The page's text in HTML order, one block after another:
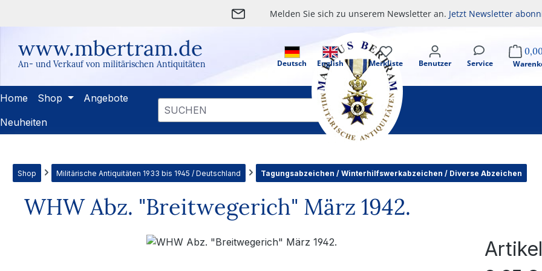
Melden Sie sich zu unserem Newsletter an. Jetzt Newsletter
www.mbertram.de
An- und Verkauf von militärischen Antiquitäten Deutsch English Merkliste Benutzer Service
Home Shop
Angebote
Neuheiten
Shop Militärische Antiquitäten 1933 bis 1945 / Deutschland Tagungsabzeichen / Winterhilfswerkabzeichen / Diverse Abzeichen
WHW Abz. "Breitwegerich" März 1942.